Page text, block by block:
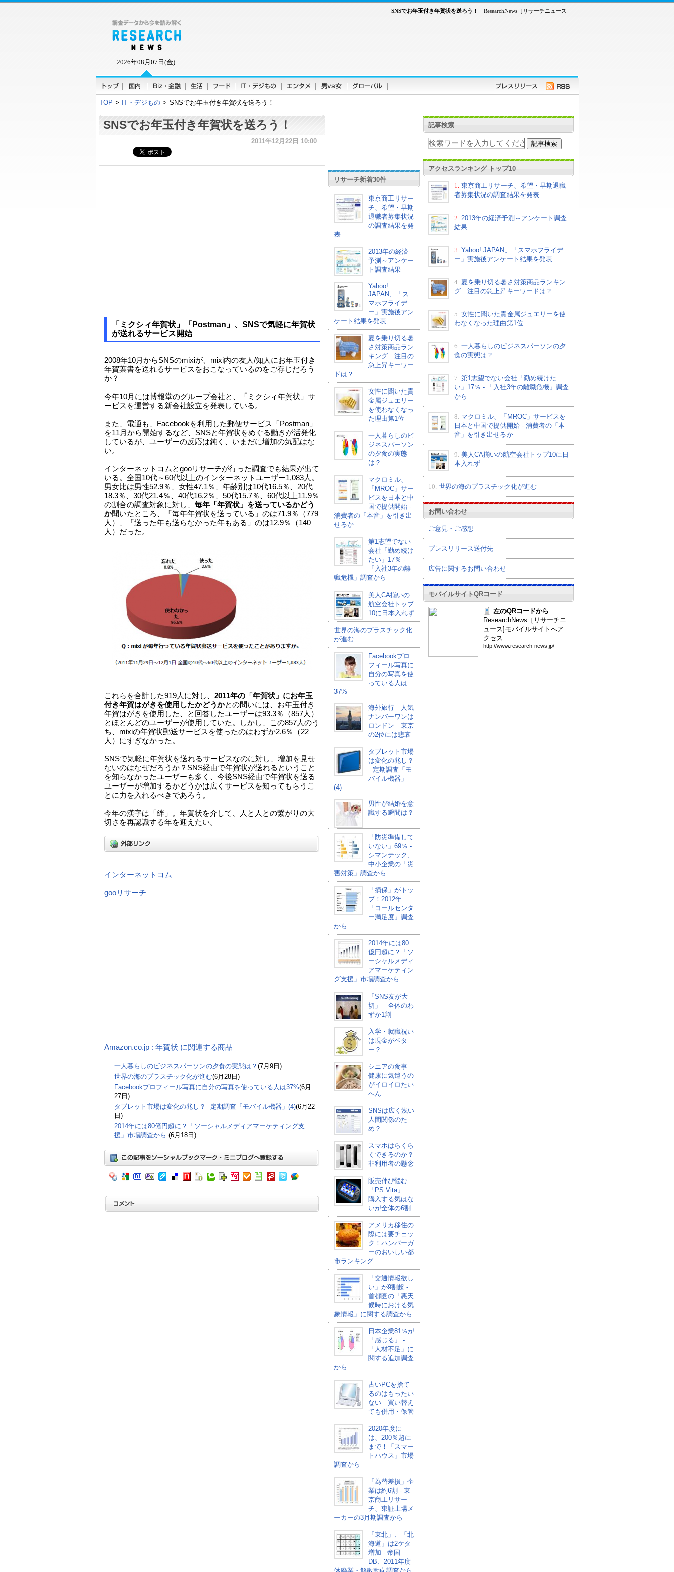
2026年08月07日(金)
ResearchNews［リサーチニュース]
SNSでお年玉付き年賀状を送ろう！
TOP > IT・デジもの > SNSでお年玉付き年賀状を送ろう！
SNSでお年玉付き年賀状を送ろう！
2011年12月22日 10:00
「ミクシィ年賀状」「Postman」、SNSで気軽に年賀状
が送れるサービス開始
2008年10月からSNSのmixiが、mixi内の友人/知人にお年玉付き
年賀葉書を送れるサービスをおこなっているのをご存じだろう
か？
今年10月には博報堂のグループ会社と、「ミクシィ年賀状」サ
ービスを運営する新会社設立を発表している。
また、電通も、Facebookを利用した郵便サービス「Postman」
を11月から開始するなど、SNSと年賀状をめぐる動きが活発化
しているが、ユーザーの反応は鈍く、いまだに増加の気配はな
い。
インターネットコムとgooリサーチが行った調査でも結果が出て
いる。全国10代～60代以上のインターネットユーザー1,083人。
男女比は男性52.9％、女性47.1％、年齢別は10代16.5％、20代
18.3％、30代21.4％、40代16.2％、50代15.7％、60代以上11.9％
の割合の調査対象に対し、 毎年「年賀状」を送っているかどう
か聞いたところ、「毎年年賀状を送っている」のは71.9％（779
人）、「送った年も送らなかった年もある」のは12.9％（140
人）だった。
これらを合計した919人に対し、 2011年の「年賀状」にお年玉
付き年賀はがきを使用したかどうかとの問いには、お年玉付き
年賀はがきを使用した、と回答したユーザーは93.3％（857人）
とほとんどのユーザーが使用していた。しかし、この857人のう
ち、mixiの年賀状郵送サービスを使ったのはわずか2.6％（22
人）にすぎなかった。
SNSで気軽に年賀状を送れるサービスなのに対し、増加を見せ
ないのはなぜだろうか？SNS経由で年賀状が送れるということ
を知らなかったユーザーも多く、今後SNS経由で年賀状を送る
ユーザーが増加するかどうかは広くサービスを知ってもらうこ
とに力を入れるべきであろう。
今年の漢字は「絆」。年賀状を介して、人と人との繋がりの大
切さを再認識する年を迎えたい。
インターネットコム
gooリサーチ
Amazon.co.jp : 年賀状 に関連する商品
一人暮らしのビジネスパーソンの夕食の実態は？ (7月9日)
世界の海のプラスチック化が進む(6月28日)
Facebookプロフィール写真に自分の写真を使っている人は37%(6月
27日)
タブレット市場は変化の兆し？─定期調査「モバイル機器」(4)(6月22
日)
2014年には80億円超に？「ソーシャルメディアマーケティング支
援」市場調査から (6月18日)
リサーチ新着30件
東京商工リサー
チ、希望・早期
退職者募集状況
の調査結果を発
表
2013年の経済
予測～アンケー
ト調査結果
Yahoo!
JAPAN、「ス
マホフライデ
ー」実施後アン
ケート結果を発表
夏を乗り切る暑
さ対策商品ラン
キング 注目の
急上昇キーワー
ドは？
女性に聞いた貴
金属ジュエリー
を使わなくなっ
た理由第1位
一人暮らしのビ
ジネスパーソン
の夕食の実態
は？
マクロミル、
「MROC」サー
ビスを日本と中
国で提供開始 -
消費者の「本音」を引き出
せるか
第1志望でない
会社「勤め続け
たい」17％ -
「入社3年の離
職危機」調査から
美人CA揃いの
航空会社トップ
10に日本入れず
世界の海のプラスチック化
が進む
Facebookプロ
フィール写真に
自分の写真を使
っている人は
37%
海外旅行 人気
ナンバーワンは
ロンドン 東京
の2位には悲哀
タブレット市場
は変化の兆し？
─定期調査「モ
バイル機器」
(4)
男性が結婚を意
識する瞬間は？
「防災準備して
いない」69％ -
シマンテック、
中小企業の「災
害対策」調査から
「損保」がトッ
プ！2012年
「コールセンタ
ー満足度」調査
から
2014年には80
億円超に？「ソ
ーシャルメディ
アマーケティン
グ支援」市場調査から
「SNS友が大
切」 全体のわ
ずか1割
入学・就職祝い
は現金がベタ
ー？
シニアの食事
健康に気遣うの
がイロイロたい
へん
SNSは広く浅い
人間関係のた
め？
スマホはらくら
くできるのか？
非利用者の懸念
販売伸び悩む
「PS Vita」
購入する気はな
いが全体の6割
アメリカ移住の
際には要チェッ
ク！ハンバーガ
ーのおいしい都
市ランキング
「交通情報欲し
い」が9割超 -
首都圏の「悪天
候時における気
象情報」に関する調査から
日本企業81％が
「感じる」 -
「人材不足」に
関する追加調査
から
古いPCを捨て
るのはもったい
ない 買い替え
ても併用・保管
2020年度に
は、200％超に
まで！「スマー
トハウス」市場
調査から
「為替差損」企
業は約6割 - 東
京商工リサー
チ、東証上場メ
ーカーの3月期調査から
「東北」、「北
海道」は2ケタ
増加 - 帝国
DB、2011年度
記事検索
アクセスランキング トップ10
1.
東京商工リサーチ、希望・早期退職
者募集状況の調査結果を発表
2. 2013年の経済予測～アンケート調査
結果
3. Yahoo! JAPAN、「スマホフライデ
ー」実施後アンケート結果を発表
4. 夏を乗り切る暑さ対策商品ランキン
グ 注目の急上昇キーワードは？
5. 女性に聞いた貴金属ジュエリーを使
わなくなった理由第1位
6. 一人暮らしのビジネスパーソンの夕
食の実態は？
7. 第1志望でない会社「勤め続けた
い」17％ - 「入社3年の離職危機」調査
から
8. マクロミル、「MROC」サービスを
日本と中国で提供開始 - 消費者の「本
音」を引き出せるか
9. 美人CA揃いの航空会社トップ10に日
本入れず
10. 世界の海のプラスチック化が進む
お問い合わせ
ご意見・ご感想
プレスリリース送付先
広告に関するお問い合わせ
モバイルサイトQRコード
左のQRコードから
ResearchNews［リサーチニ
ュース]モバイルサイトへア
クセス
http://www.research-news .jp/